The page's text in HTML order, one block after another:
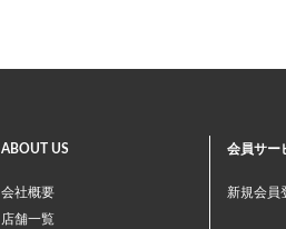
ABOUT US
会社概要
店舗一覧
会員サー
新規会員